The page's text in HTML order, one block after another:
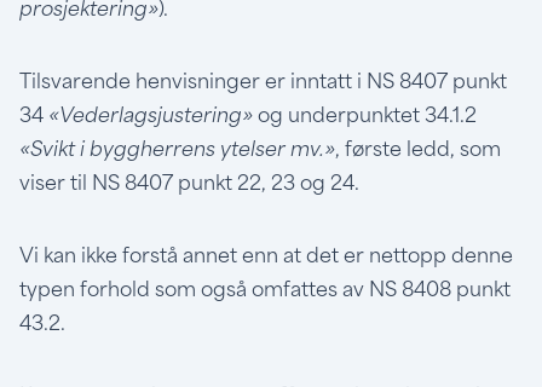
prosjektering»).
Tilsvarende henvisninger er inntatt i NS 8407 punkt
34 «Vederlagsjustering» og underpunktet 34.1.2
«Svikt i byggherrens ytelser mv.», første ledd, som
viser til NS 8407 punkt 22, 23 og 24.
Vi kan ikke forstå annet enn at det er nettopp denne
typen forhold som også omfattes av NS 8408 punkt
43.2.